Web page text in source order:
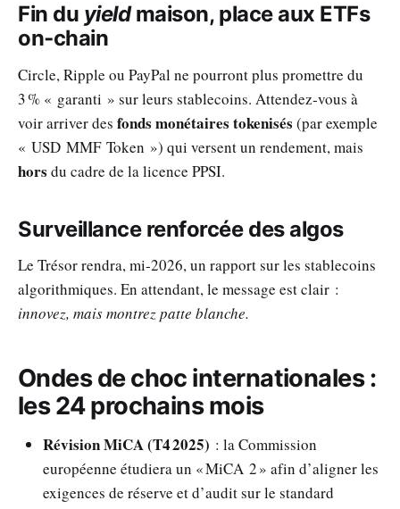
Fin du yieldmaison, place aux ETFs
on‑chain
Circle, Ripple ou PayPal ne pourront plus promettre du
3 % « garanti » sur leurs stablecoins. Attendez‑vous à
voir arriver des fonds monétaires tokenisés (par exemple
« USD MMF Token ») qui versent un rendement, mais
hors du cadre de la licence PPSI.
Surveillance renforcée des algos
Le Trésor rendra, mi‑2026, un rapport sur les stablecoins
algorithmiques. En attendant, le message est clair :
innovez, mais montrez patte blanche.
Ondes de choc internationales :
les 24 prochains mois
Révision MiCA (T4 2025) : la Commission
européenne étudiera un « MiCA 2 » afin d’aligner les
exigences de réserve et d’audit sur le standard